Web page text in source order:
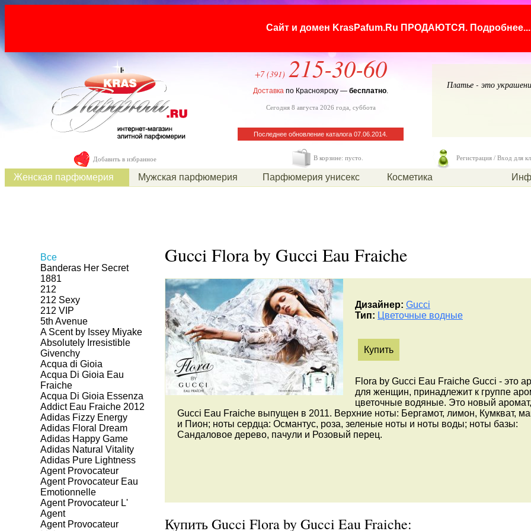
Сайт и домен KrasPafum.Ru ПРОДАЮТСЯ. Подробнее...
+7 (391) 215-30-60
Доставка по Красноярску — бесплатно.
Сегодня 8 августа 2026 года, суббота
Последнее обновление каталога 07.06.2014.
Платье - это
Добавить в избранное В корзине: пусто. Регистрация / Вход для
Женская парфюмерия Мужская парфюмерия Парфюмерия унисекс Косметика
Все
Banderas Her Secret
1881
212
212 Sexy
212 VIP
5th Avenue
A Scent by Issey Miyake
Absolutely Irresistible
Givenchy
Acqua di Gioia
Acqua Di Gioia Eau
Fraiche
Acqua Di Gioia Essenza
Addict Eau Fraiche 2012
Adidas Fizzy Energy
Adidas Floral Dream
Adidas Happy Game
Adidas Natural Vitality
Adidas Pure Lightness
Agent Provocateur
Agent Provocateur Eau
Emotionnelle
Agent Provocateur L'
Agent
Agent Provocateur
Gucci Flora by Gucci Eau Fraiche
Дизайнер: Gucci
Тип: Цветочные водные
Купить
Flora by Gucci Eau Fraiche Gucci - это
для женщин, принадлежит к группе
цветочные водяные. Это новый
Gucci Eau Fraiche выпущен в 2011. Верхние ноты: Бергамот, лимон, Кумкват,
и Пион; ноты сердца: Османтус, роза, зеленые ноты и ноты воды; ноты базы:
Сандаловое дерево, пачули и Розовый перец.
Купить Gucci Flora by Gucci Eau Fraiche: